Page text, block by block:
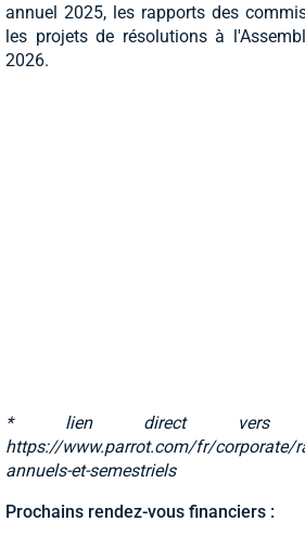
annuel 2025, les rapports des
les projets de résolutions à
2026.
* lien direct
https://www.parrot.com/fr/corporate/
annuels-et-semestriels
Prochains rendez-vous financiers :